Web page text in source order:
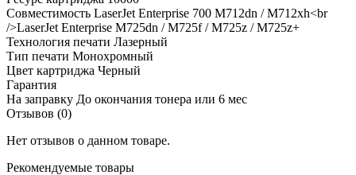
Совместимость LaserJet Enterprise 700 M712dn / M712xh<br
/>LaserJet Enterprise M725dn / M725f / M725z / M725z+
Технология печати Лазерный
Тип печати Монохромный
Цвет картриджа Черный
Гарантия
На заправку До окончания тонера или 6 мес
Отзывов (0)
Нет отзывов о данном товаре.
Рекомендуемые товары